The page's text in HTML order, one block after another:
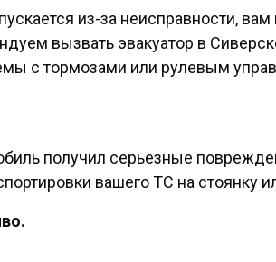
из-за неисправности,
вызвать эвакуатор в
с тормозами или рулевым
получил серьезные
вашего ТС на стоянку